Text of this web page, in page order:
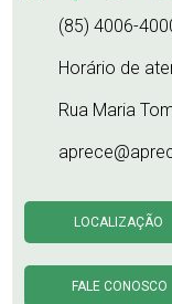
(85) 4006-
Horário de
Rua Maria
LOCALIZAÇÃO
FALE CONOSCO